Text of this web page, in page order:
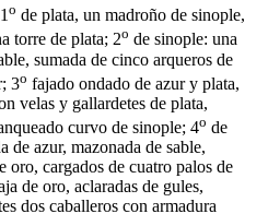
o de plata, un madroño de sinople,
torre de plata; 2o de sinople: una
sumada de cinco arqueros de
3o fajado ondado de azur y plata,
velas y gallardetes de plata,
curvo de sinople; 4o de
de azur, mazonada de sable,
oro, cargados de cuatro palos de
de oro, aclaradas de gules,
dos caballeros con armadura